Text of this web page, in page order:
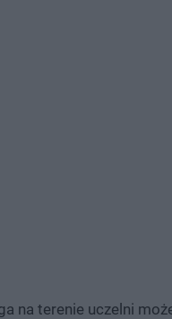
na terenie uczelni